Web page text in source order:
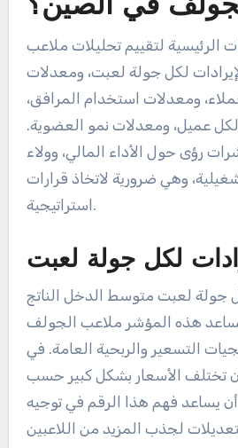
في الصين؟
الرئيسية لتقييم تحليلات ملاعب
لكل جولة لعبت، ومعدلات
ومعدلات استخدام المرافق،
عميل، ومعدلات نمو العضوية.
رؤى حول الأداء المالي، وولاء
وهي ضرورية لاتخاذ قرارات
استراتيجية.
لكل جولة لعبت
جولة لعبت متوسط الدخل الناتج
هذه المؤشر ملاعب الجولف
التسعير والربحية العامة. في
تختلف الأسعار بشكل كبير حسب
يساعد فهم هذا الرقم في توجيه